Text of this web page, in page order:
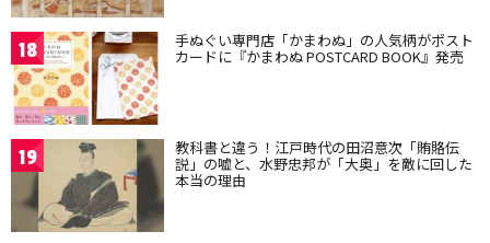
18 手ぬぐい専門店「かまわぬ」の人気柄がポスト
カードに『かまわぬ POSTCARD BOOK』発売
19 教科書と違う！江戸時代の田沼意次「賄賂伝
説」の嘘と、水野忠邦が「大奥」を敵に回した
本当の理由